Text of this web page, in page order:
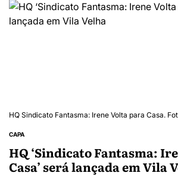
HQ Sindicato Fantasma: Irene Volta para Casa.
CAPA
HQ ‘Sindicato Fantasma:
Casa’ será lançada em Vila